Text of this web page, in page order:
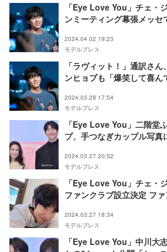
「Eye Love You」チェ・
ンミーティング幕張メッ
2024.04.02 19:23
モデルプレス
「ラヴィット！」通訳さ
ンヒョプも「爆笑して喜
2024.03.28 17:54
モデルプレス
「Eye Love You」二階堂
プ、手つなぎカップル写真
2024.03.27 20:52
モデルプレス
「Eye Love You」チェ・
ファンクラブ設立決定 フ
2024.03.27 18:34
モデルプレス
「Eye Love You」中川大